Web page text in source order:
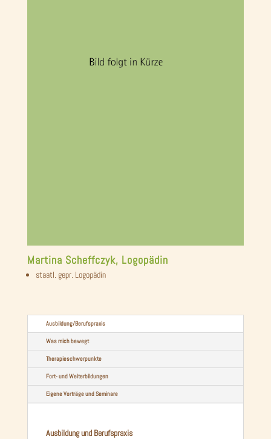
Martina Scheffczyk, Logopädin
staatl. gepr. Logopädin
Ausbildung/Berufspraxis
Was mich bewegt
Therapieschwerpunkte
Fort- und Weiterbildungen
Eigene Vorträge und Seminare
Ausbildung und Berufspraxis